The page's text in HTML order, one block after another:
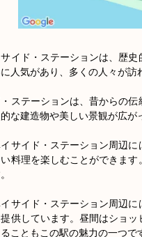
イド・ステーションは、歴
人気があり、多くの人々が訪
ステーションは、昔からの
な建造物や美しい景観が広が
サイド・ステーション周辺
料理を楽しむことができま
サイド・ステーション周辺
供しています。昼間はショ
こともこの駅の魅力の一つで